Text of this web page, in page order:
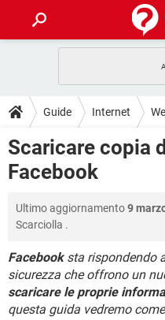
INTRATTENIMENTO
iOS
INSTAGRAM
HARDWARE
GUIDE
COVID-19
INTRATTENIMENTO
INSTAGRAM
HARDWARE
DOWNLOAD
COVID-19
iOS
INSTAGRAM
TIKTOK
HARDWARE
FORUM
COVID-19
iOS
INSTAGRAM
TIKTOK
GLOSSARIO
COVID-19
INTRATTENIMENTO
iOS
Guide Internet
Scaricare copia
Facebook
Ultimo aggiornamento9
Scarciolla .
Facebooksta rispondendo
sicurezza che offrono un
scaricare le proprie
questa guida vedremo